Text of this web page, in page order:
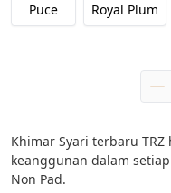
Puce Royal Plum
Khimar Syari terbaru
keanggunan dalam
Non Pad.